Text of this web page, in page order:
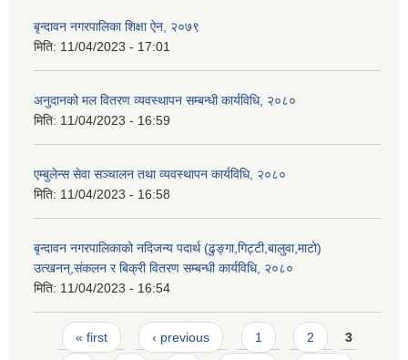
बृन्दावन नगरपालिका शिक्षा ऐन, २०७९
मिति: 11/04/2023 - 17:01
अनुदानको मल वितरण व्यवस्थापन सम्बन्धी कार्यविधि, २०८०
मिति: 11/04/2023 - 16:59
एम्बुलेन्स सेवा सञ्चालन तथा व्यवस्थापन कार्यविधि, २०८०
मिति: 11/04/2023 - 16:58
बृन्दावन नगरपालिकाको नदिजन्य पदार्थ (ढुङ्गा,गिट्टी,बालुवा,माटो)
उत्खनन्,संकलन र बिक्री वितरण सम्बन्धी कार्यविधि, २०८०
मिति: 11/04/2023 - 16:54
Pages
« first ‹ previous 1 2 3